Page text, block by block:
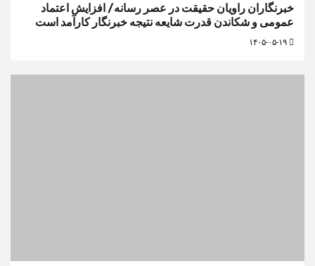
خبرنگاران راویان حقیقت در عصر رسانه/ افزایش اعتماد
عمومی و شکاندن قدرت شایعه نتیجه خبرنگار کارآمد است